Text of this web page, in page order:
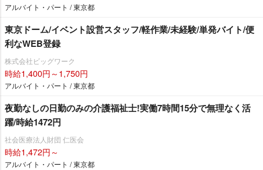
アルバイト・パート / 東京都
東京ドーム/イベント設営スタッフ/軽作業/未経験/単発バイト/便
利なWEB登録
株式会社ビッグワーク
時給1,400円～1,750円
アルバイト・パート / 東京都
夜勤なしの日勤のみの介護福祉士!実働7時間15分で無理なく活
躍/時給1472円
社会医療法人財団 仁医会
時給1,472円～
アルバイト・パート / 東京都